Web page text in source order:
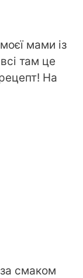
мами із
там це
На
смаком